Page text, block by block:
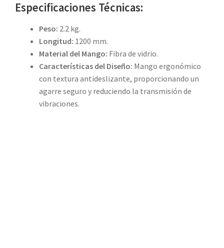
Especificaciones Técnicas:
Peso: 2.2 kg.
Longitud: 1200 mm.
Material del Mango: Fibra de vidrio.
Características del Diseño: Mango ergonómico
con textura antideslizante, proporcionando un
agarre seguro y reduciendo la transmisión de
vibraciones.